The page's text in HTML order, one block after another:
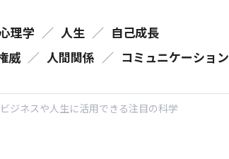
理学 ／ 人生 ／ 自己成長
威 ／ 人間関係 ／ コミュニケーション
ジネスや人生に活用できる注目の科学